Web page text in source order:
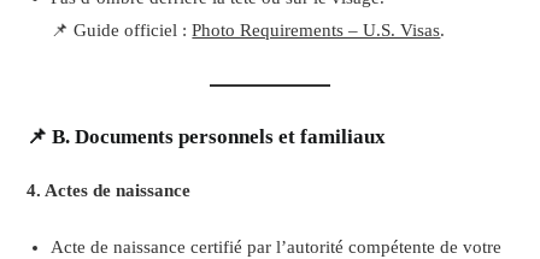
📌 Guide officiel :Photo Requirements – U.S. Visas.
📌 B. Documents personnels et familiaux
4. Actes de naissance
Acte de naissance certifié par l’autorité compétente de votre